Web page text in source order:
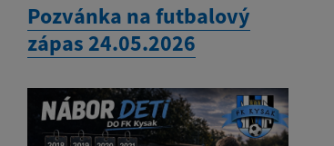
Pozvánka na futbalový
zápas 24.05.2026